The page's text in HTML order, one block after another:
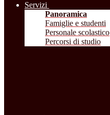
Servizi
Panoramica
Famiglie e studenti
Personale scolastico
Percorsi di studio